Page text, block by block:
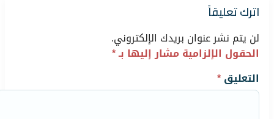
اترك تعليقاً
لن يتم نشر عنوان بريدك الإلكتروني.
الحقول الإلزامية مشار إليها بـ*
التعليق